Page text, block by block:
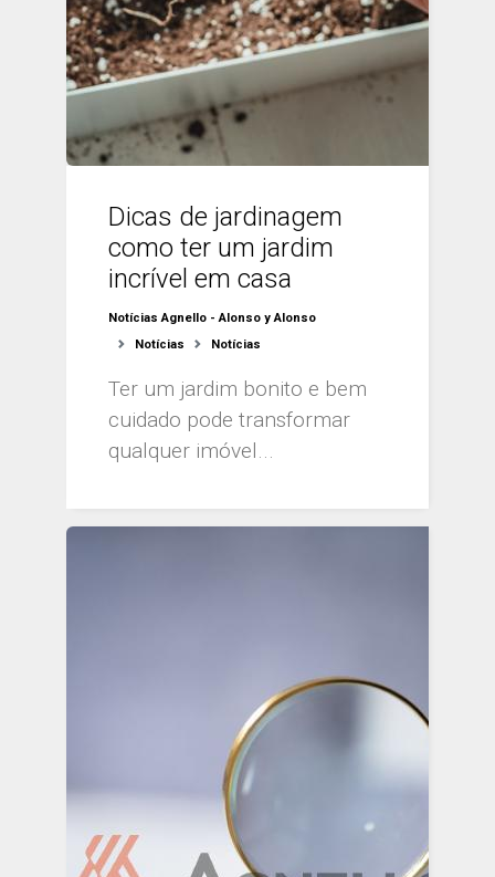
Dicas de jardinagem
como ter um jardim
incrível em casa
Notícias Agnello - Alonso y Alonso
Notícias
Notícias
Ter um jardim bonito e bem
cuidado pode transformar
qualquer imóvel...